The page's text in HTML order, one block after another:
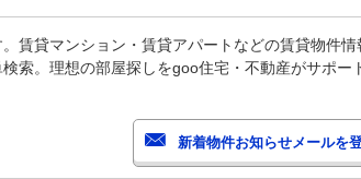
賃貸マンション・賃貸アパートなどの賃貸物件情
索。理想の部屋探しをgoo住宅・不動産がサポー